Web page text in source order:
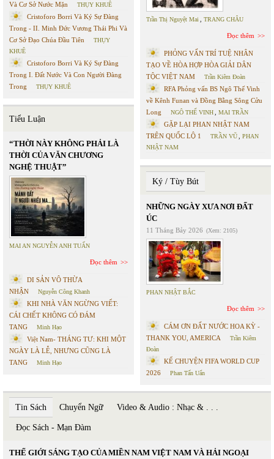
Và Cơ Sở Nước Mặn
THỤY KHUÊ
Cristoforo Borri Và Ký Sự Đàng
Trong - II. Minh Đức Vương Thái Phi Và
Cơ Sở Đạo Chúa Đầu Tiên
THỤY
KHUÊ
Cristoforo Borri Và Ký Sự Đàng
Trong I. Đất Nước Và Con Người Đàng
Trong
THỤY KHUÊ
Tiểu Luận
“THỜI NÀY KHÔNG PHẢI LÀ
THỜI CỦA VĂN CHƯƠNG
NGHỆ THUẬT”
MAI AN NGUYỄN ANH TUẤN
Đọc thêm
DI SẢN VÔ THỪA
NHẬN
Nguyễn Công Khanh
KHI NHÀ VĂN NGỪNG VIẾT:
CÁI CHẾT KHÔNG CÓ ĐÁM
TANG
Minh Hạo
Việt Nam- THÁNG TƯ: KHI MỘT
NGÀY LÀ LỄ, NHƯNG CŨNG LÀ
TANG
Minh Hạo
Trần Thị Nguyệt Mai TRANG CHÂU
Đọc thêm
PHỎNG VẤN TRÍ TUỆ NHÂN
TẠO VỀ HÒA HỢP HÒA GIẢI DÂN
TỘC VIỆT NAM
Trần Kiêm Đoàn
RFA Phỏng vấn BS Ngô Thế Vinh
về Kênh Funan và Đồng Bằng Sông Cửu
Long
NGÔ THẾ VINH MAI TRẦN
GẶP LẠI PHAN NHẬT NAM
TRÊN QUỐC LỘ 1
TRẦN VŨ
PHAN
NHẬT NAM
Ký / Tùy Bút
NHỮNG NGÀY XƯA NƠI ĐẤT
ÚC
11 Tháng Bảy 2026 (Xem: 2105)
PHAN NHẬT BẮC
Đọc thêm
CÁM ƠN ĐẤT NƯỚC HOA KỲ -
THANK YOU, AMERICA
Trần Kiêm
Đoàn
KỂ CHUYỆN FIFA WORLD CUP
2026
Phan Tấn Uẩn
Tin Sách Chuyển Ngữ Video & Audio : Nhạc & . . .
Đọc Sách - Mạn Đàm
THẾ GIỚI SÁNG TẠO CỦA MIỀN NAM VIỆT NAM VÀ HẢI NGOẠI